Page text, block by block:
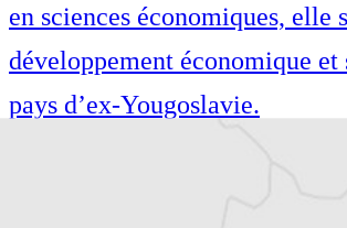
en sciences économiques, elle
développement économique et
pays d’ex-Yougoslavie.